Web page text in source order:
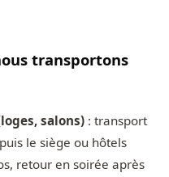
transportons
salons) : transport
le siège ou hôtels
retour en soirée après